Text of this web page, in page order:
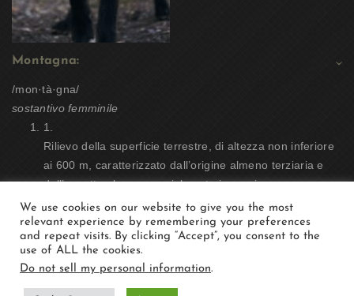
Montagna:
/mon·tà·gna/
sostantivo femminile
1.
Rilievo della superficie terrestre, di altezza non inferiore
ai 600 m, caratterizzato dall’origine almeno terziaria e
dall’aspetto almeno parzialmente impervio;
Prenotazioni: Contattaci: Privacy Policy
We use cookies on our website to give you the most
relevant experience by remembering your preferences
and repeat visits. By clicking “Accept”, you consent to the
use of ALL the cookies.
Do not sell my personal information.